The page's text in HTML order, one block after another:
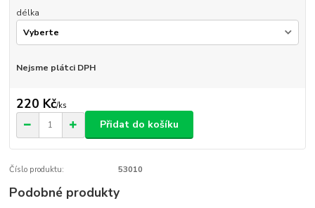
délka
Nejsme plátci DPH
220 Kč/ks
Přidat do košíku
Číslo produktu: 53010
Podobné produkty